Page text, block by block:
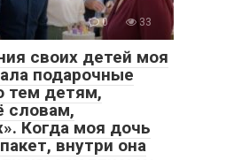
0 33
своих детей моя
подарочные
тем детям,
словам,
Когда моя дочь
внутри она